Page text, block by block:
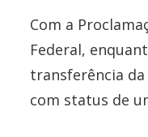
Com a
Federal,
transferência
com status de